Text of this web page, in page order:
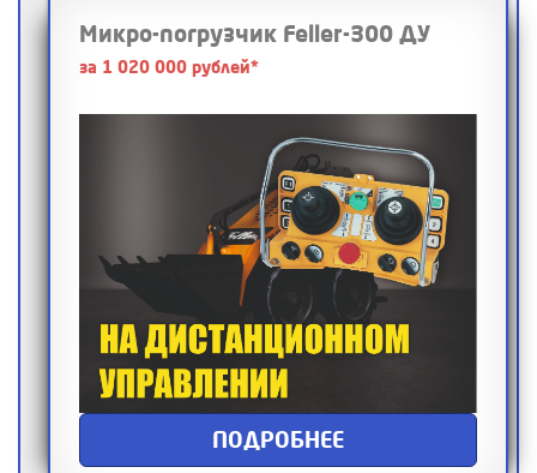
Микро-погрузчик Feller-300 ДУ
за 1 020 000 рублей*
ПОДРОБНЕЕ